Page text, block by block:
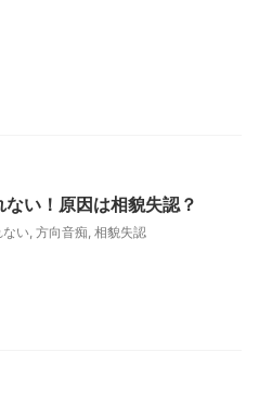
い！原因は相貌失認？
ない 方向音痴 相貌失認